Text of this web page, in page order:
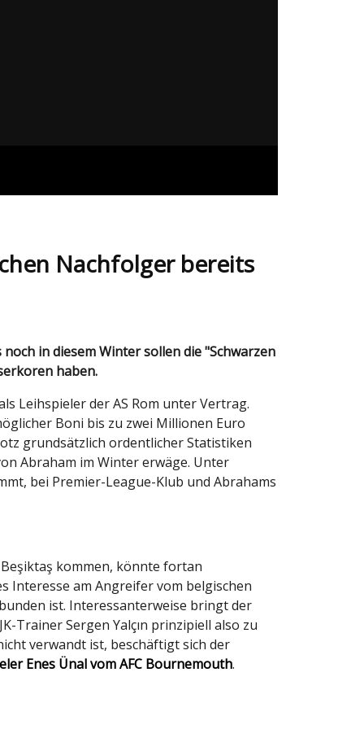
Nachfolger bereits
haben.
Leihspieler der AS Rom unter Vertrag.
Boni bis zu zwei Millionen Euro
grundsätzlich ordentlicher Statistiken
Abraham im Winter erwäge. Unter
bei Premier-League-Klub und Abrahams
kommen, könnte fortan
Interesse am Angreifer vom belgischen
ist. Interessanterweise bringt der
Trainer Sergen Yalçın prinzipiell also zu
verwandt ist, beschäftigt sich der
Enes Ünal vom AFC Bournemouth.